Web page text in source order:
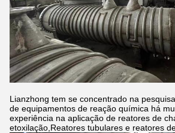
Lianzhong tem se concentrado na
de equipamentos de reação química há
experiência na aplicação de reatores de
etoxilação,Reatores tubulares e reatores